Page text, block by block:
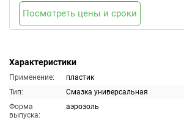
Характеристики
Применение:
пластик
Тип:
Смазка универсальная
Форма
выпуска:
аэрозоль
Посмотреть цены и сроки